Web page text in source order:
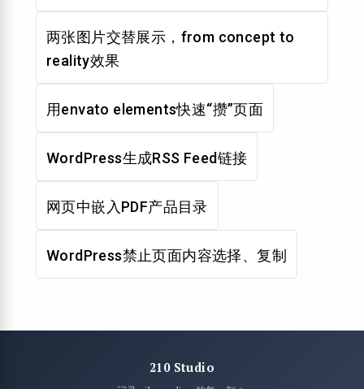
两张图片交替展示，from concept to
reality效果
用envato elements快速“攒”页面
WordPress生成RSS Feed链接
网页中嵌入PDF产品目录
WordPress禁止页面内容选择、复制
210 Studio